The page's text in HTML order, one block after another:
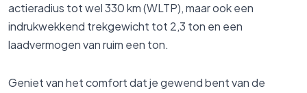
actieradius tot wel 330 km (WLTP), maar ook een
indrukwekkend trekgewicht tot 2,3 ton en een
laadvermogen van ruim een ton.
Geniet van het comfort dat je gewend bent van de